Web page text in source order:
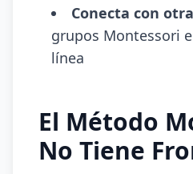
Conecta con
grupos Montessori
línea
El Método
No Tiene